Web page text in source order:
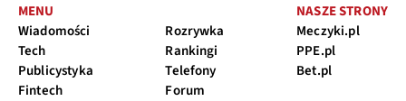
MENU
Wiadomości
Tech
Publicystyka
Fintech
Rozrywka
Rankingi
Telefony
Forum
NASZE STRONY
Meczyki.pl
PPE.pl
Bet.pl